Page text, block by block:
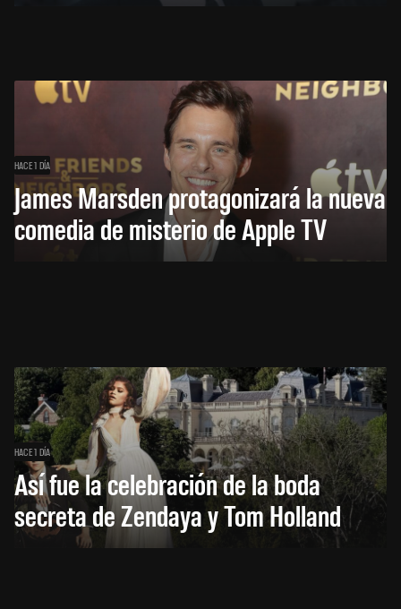
HACE 1 DÍA
James Marsden protagonizará la nueva
comedia de misterio de Apple TV
HACE 1 DÍA
Así fue la celebración de la boda
secreta de Zendaya y Tom Holland